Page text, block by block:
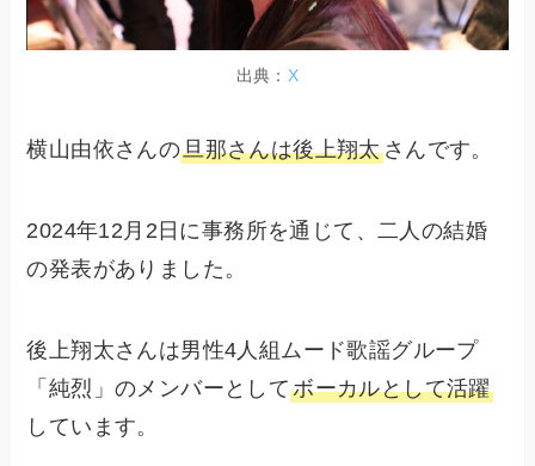
出典： X
横山由依さんの旦那さんは後上翔太さんです。
2024年12月2日に事務所を通じて、二人の結婚
の発表がありました。
後上翔太さんは男性4人組ムード歌謡グループ
「純烈」のメンバーとしてボーカルとして活躍
しています。